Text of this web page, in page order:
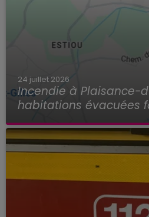
24 juillet 2026
Incendie à Plaisance-
habitations évacuées